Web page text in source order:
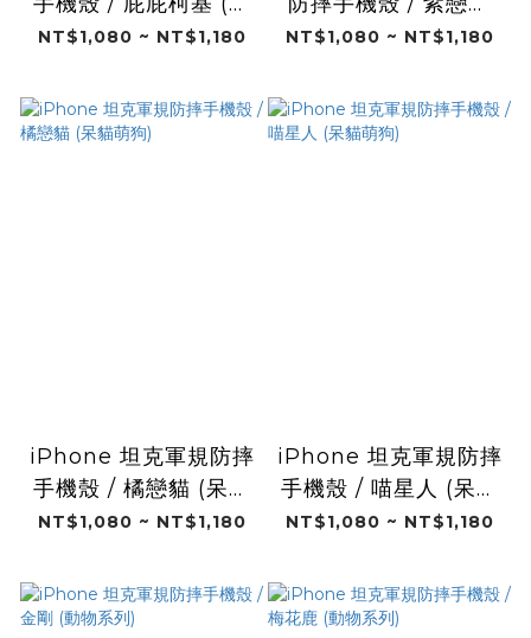
貓萌狗)
NT$1,080 ~ NT$1,180
(呆貓萌狗)
NT$1,080 ~ NT$1,180
iPhone 坦克軍規防摔
手機殼 / 橘戀貓 (呆貓
萌狗)
NT$1,080 ~ NT$1,180
iPhone 坦克軍規防摔
手機殼 / 喵星人 (呆貓
萌狗)
NT$1,080 ~ NT$1,180